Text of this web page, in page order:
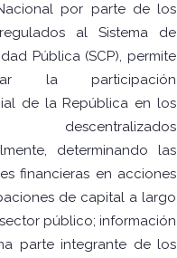
por parte de los
al Sistema de
Pública (SCP), permite
la participación
de la República en los
descentralizados
determinando las
financieras en acciones
de capital a largo
público; información
parte integrante de los